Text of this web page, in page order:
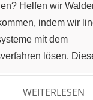
Helfen wir
indem wir
mit dem
lösen.
Sie hat die
WEITERLESEN